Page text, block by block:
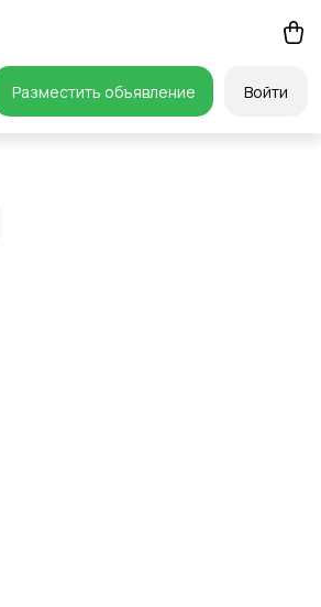
Разместить объявление Войти